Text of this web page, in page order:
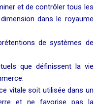
et de contrôler tous les
dans le royaume
de systèmes de
que définissent la vie
vitale soit utilisée dans un
et ne favorise pas la